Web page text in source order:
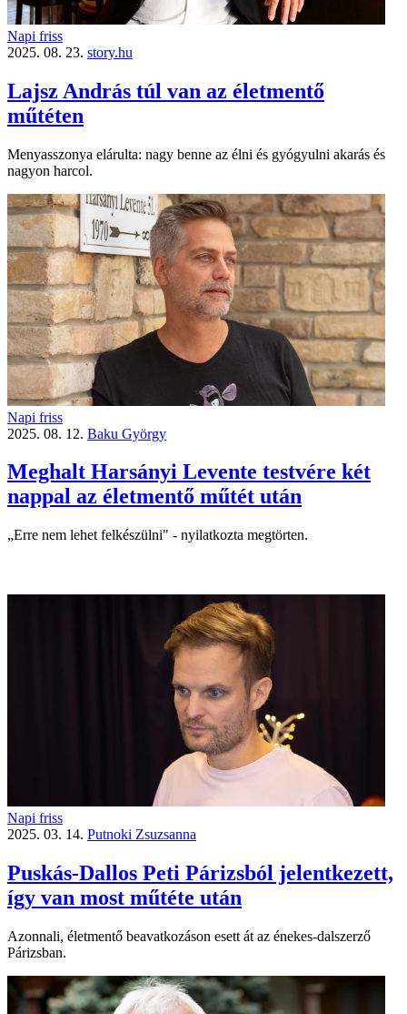
Napi friss
2025. 08. 23. story.hu
Lajsz András túl van az életmentő
műtéten
Menyasszonya elárulta: nagy benne az élni és gyógyulni akarás és
nagyon harcol.
Napi friss
2025. 08. 12. Baku György
Meghalt Harsányi Levente testvére két
nappal az életmentő műtét után
„Erre nem lehet felkészülni" - nyilatkozta megtörten.
Napi friss
2025. 03. 14. Putnoki Zsuzsanna
Puskás-Dallos Peti Párizsból jelentkezett,
így van most műtéte után
Azonnali, életmentő beavatkozáson esett át az énekes-dalszerző
Párizsban.